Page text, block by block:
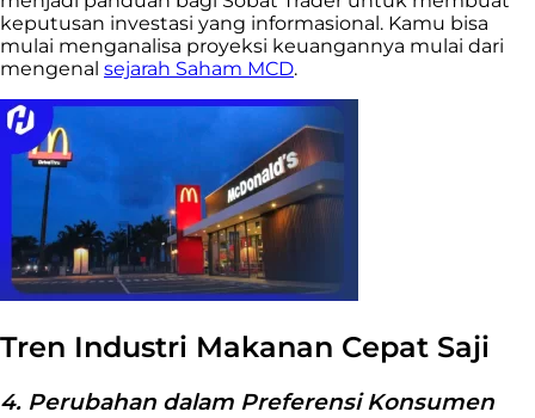
keputusan investasi yang informasional. Kamu bisa
mulai menganalisa proyeksi keuangannya mulai dari
mengenal sejarah Saham MCD.
Tren Industri Makanan Cepat Saji
4. Perubahan dalam Preferensi Konsumen